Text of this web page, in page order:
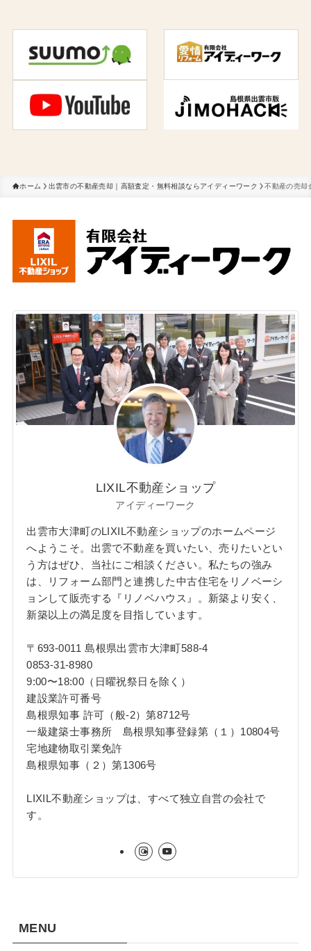
ホーム 出雲市の不動産売却｜高額査定・無料相談ならアイディーワーク 不動産の売却
LIXIL不動産ショップ
アイディーワーク
出雲市大津町のLIXIL不動産ショップのホームページ
へようこそ。出雲で不動産を買いたい、売りたいとい
う方はぜひ、当社にご相談ください。私たちの強み
は、リフォーム部門と連携した中古住宅をリノベーシ
ョンして販売する『リノベハウス』。新築より安く、
新築以上の満足度を目指しています。
〒693-0011 島根県出雲市大津町588-4
0853-31-8980
9:00〜18:00（日曜祝祭日を除く）
建設業許可番号
島根県知事 許可（般-2）第8712号
一級建築士事務所 島根県知事登録第（１）10804号
宅地建物取引業免許
島根県知事（２）第1306号
LIXIL不動産ショップは、すべて独立自営の会社で
す。
MENU